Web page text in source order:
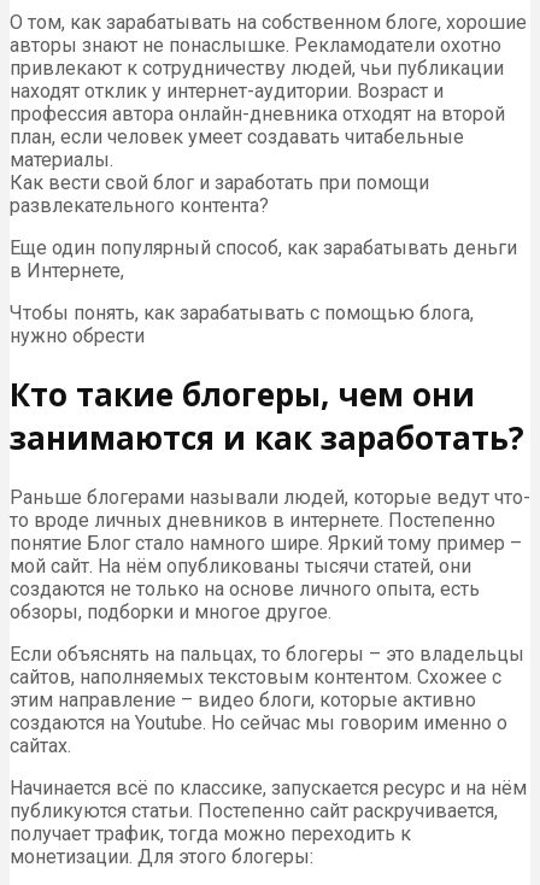
О том, как зарабатывать на собственном блоге, хорошие
авторы знают не понаслышке. Рекламодатели охотно
привлекают к сотрудничеству людей, чьи публикации
находят отклик у интернет-аудитории. Возраст и
профессия автора онлайн-дневника отходят на второй
план, если человек умеет создавать читабельные
материалы.
Как вести свой блог и заработать при помощи
развлекательного контента?
Еще один популярный способ, как зарабатывать деньги
в Интернете,
Чтобы понять, как зарабатывать с помощью блога,
нужно обрести
Кто такие блогеры, чем они
занимаются и как заработать?
Раньше блогерами называли людей, которые ведут что-
то вроде личных дневников в интернете. Постепенно
понятие Блог стало намного шире. Яркий тому пример –
мой сайт. На нём опубликованы тысячи статей, они
создаются не только на основе личного опыта, есть
обзоры, подборки и многое другое.
Если объяснять на пальцах, то блогеры – это владельцы
сайтов, наполняемых текстовым контентом. Схожее с
этим направление – видео блоги, которые активно
создаются на Youtube. Но сейчас мы говорим именно о
сайтах.
Начинается всё по классике, запускается ресурс и на нём
публикуются статьи. Постепенно сайт раскручивается,
получает трафик, тогда можно переходить к
монетизации. Для этого блогеры: